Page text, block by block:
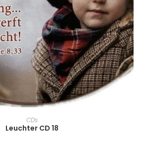
IN DEN WARENKORB
CDs
Leuchter CD 18